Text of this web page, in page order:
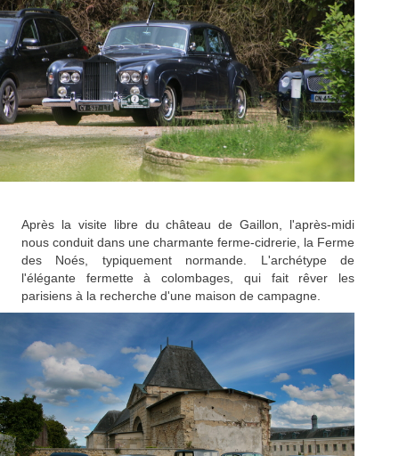
Après la visite libre du château de Gaillon, l'après-midi
nous conduit dans une charmante ferme-cidrerie, la Ferme
des Noés, typiquement normande. L'archétype de
l'élégante fermette à colombages, qui fait rêver les
parisiens à la recherche d'une maison de campagne.